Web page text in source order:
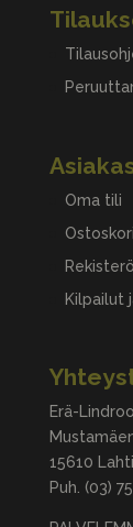
Oma tili
Ostoskori
Kilpailut
Erä-
15610 Lahti
Puh. (03)